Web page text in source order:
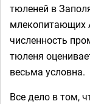
тюленей в
млекопитающих
численность
тюленя
весьма условна.
Все дело в том,